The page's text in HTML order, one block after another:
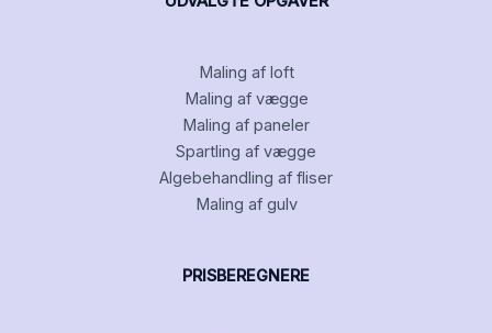
Maling af loft
Maling af vægge
Maling af paneler
Spartling af vægge
Algebehandling af fliser
Maling af gulv
PRISBEREGNERE